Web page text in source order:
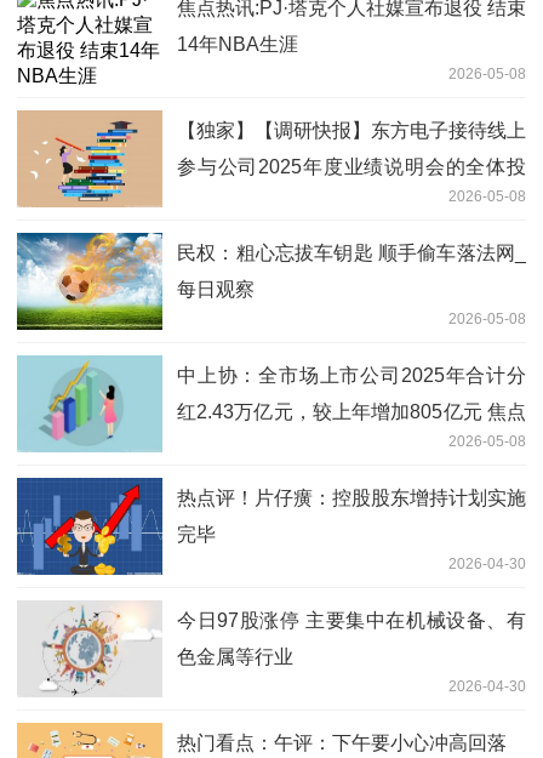
焦点热讯:PJ·塔克个人社媒宣布退役 结束
14年NBA生涯
2026-05-08
【独家】【调研快报】东方电子接待线上
参与公司2025年度业绩说明会的全体投
2026-05-08
民权：粗心忘拔车钥匙 顺手偷车落法网_
每日观察
2026-05-08
中上协：全市场上市公司2025年合计分
红2.43万亿元，较上年增加805亿元 焦点
2026-05-08
热点评！片仔癀：控股股东增持计划实施
完毕
2026-04-30
今日97股涨停 主要集中在机械设备、有
色金属等行业
2026-04-30
热门看点：午评：下午要小心冲高回落